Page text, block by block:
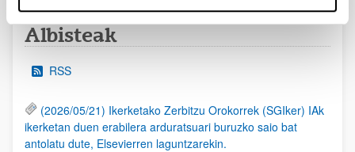
Albisteak
RSS
(2026/05/21) Ikerketako Zerbitzu Orokorrek (SGIker) IAk
ikerketan duen erabilera arduratsuari buruzko saio bat
antolatu dute, Elsevierren laguntzarekin.